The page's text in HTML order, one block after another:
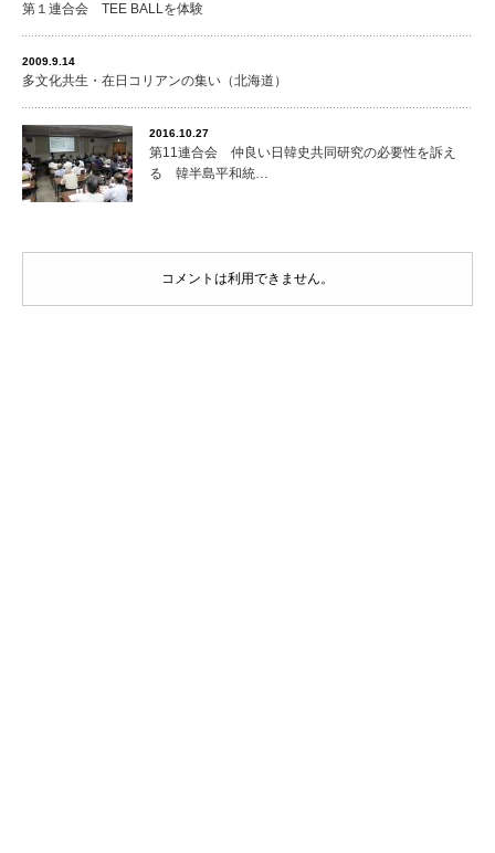
第１連合会 TEE BALLを体験
2009.9.14
多文化共生・在日コリアンの集い（北海道）
2016.10.27
第11連合会 仲良い日韓史共同研究の必要性を訴え
る 韓半島平和統…
コメントは利用できません。